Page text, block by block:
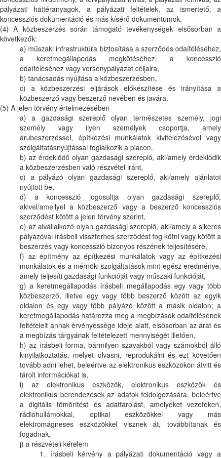
pályázati háttéranyagok, a pályázati feltételek, az ismertető, a
koncessziós dokumentáció és más kísérő dokumentumok.
(4) A közbeszerzés során támogató tevékenységek elsősorban a
következők:
a) műszaki infrastruktúra biztosítása a szerződés odaítéléséhez,
a keretmegállapodás megkötéséhez, a koncesszió
odaítéléséhez vagy versenypályázat céljaira,
b) tanácsadás nyújtása a közbeszerzésben,
c) a közbeszerzési eljárások előkészítése és irányítása a
közbeszerző vagy beszerző nevében és javára.
(5) A jelen törvény értelmezésében
a) a gazdasági szereplő olyan természetes személy, jogi
személy vagy ilyen személyek csoportja, amely
árubeszerzéssel, építkezési munkálatok kivitelezésével vagy
szolgáltatásnyújtással foglalkozik a piacon,
b) az érdeklődő olyan gazdasági szereplő, aki/amely érdeklődik
a közbeszerzésben való részvétel iránt,
c) a pályázó olyan gazdasági szereplő, aki/amely ajánlatot
nyújtott be,
d) a koncesszió jogosultja olyan gazdasági szereplő,
akivel/amellyel a közbeszerző vagy a beszerző koncessziós
szerződést kötött a jelen törvény szerint,
e) az alvállalkozó olyan gazdasági szereplő, aki/amely a sikeres
pályázóval írásbeli visszterhes szerződést fog kötni vagy kötött a
beszerzés vagy koncesszió bizonyos részének teljesítésére,
f) az építmény az építkezési munkálatok vagy az építkezési
munkálatok és a mérnöki szolgáltatások mint egész eredménye,
amely teljesíti gazdasági funkcióját vagy műszaki funkcióját,
g) a keretmegállapodás írásbeli megállapodás egy vagy több
közbeszerző, illetve egy vagy több beszerző között az egyik
oldalon és egy vagy több pályázó között a másik oldalon; a
keretmegállapodás határozza meg a megbízások odaítélésének
feltételeit annak érvényessége ideje alatt, elsősorban az árat és
a megbízás tárgyának feltételezett mennyiségét illetően,
h) az írásbeli forma, bármilyen szavakból vagy számokból álló
kinyilatkoztatás, melyet olvasni, reprodukálni és ezt követően
tovább adni lehet, beleértve az elektronikus eszközökön átvitt és
tárolt információkat is,
i) az elektronikus eszközök, elektronikus eszközök és
elektronikus berendezések az adatok feldolgozására, beleértve
a digitális tömörítést és adattárolást, amelyeket vezetéken,
rádióhullámokkal, optikai eszközökkel vagy más
elektromágneses eszközökkel visznek át, továbbítanak és
fogadnak,
j) a részvételi kérelem
1. írásbeli kérvény a pályázati dokumentáció vagy a